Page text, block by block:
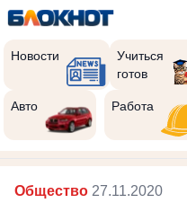
Новости
Учиться
готов
Авто Работа
Общество 27.11.2020